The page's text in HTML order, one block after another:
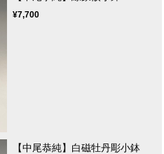
¥7,700
【中尾恭純】白磁牡丹彫小鉢